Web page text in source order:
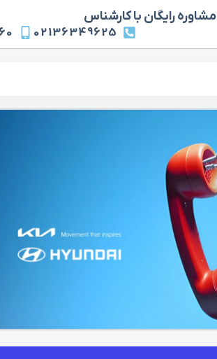
مشاوره رایگان با کارشناس
02136349625